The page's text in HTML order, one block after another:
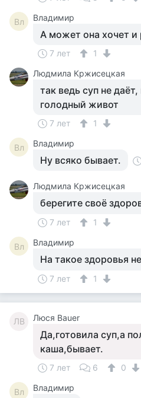
Вл Владимир
А может она хочет и
7 лет
1
Людмила Кржисецкая
так ведь суп не
голодный живот
7 лет 1
Вл Владимир
Ну всяко бывает.
Людмила Кржисецкая
берегите своё
7 лет 1
Вл Владимир
На такое здоровья
7 лет 1
ЛB Люся Bauer
Да,готовила суп,а
каша,бывает.
7 лет 6 0
Вл Владимир